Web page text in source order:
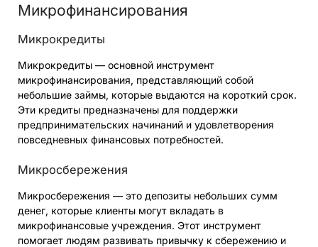
Микрофинансирования
Микрокредиты
Микрокредиты — основной инструмент
микрофинансирования, представляющий собой
небольшие займы, которые выдаются на короткий срок.
Эти кредиты предназначены для поддержки
предпринимательских начинаний и удовлетворения
повседневных финансовых потребностей.
Микросбережения
Микросбережения — это депозиты небольших сумм
денег, которые клиенты могут вкладать в
микрофинансовые учреждения. Этот инструмент
помогает людям развивать привычку к сбережению и